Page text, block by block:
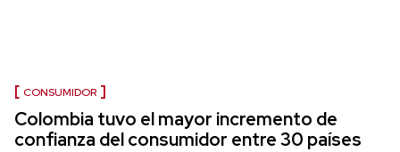
CONSUMIDOR
Colombia tuvo el mayor incremento de
confianza del consumidor entre 30 países